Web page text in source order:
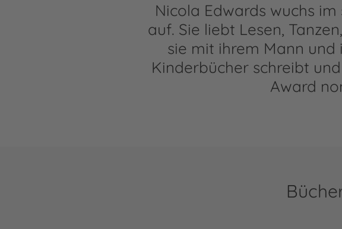
Nicola Edwards wuchs
auf. Sie liebt Lesen,
sie mit ihrem Mann und
Kinderbücher schreibt
Award